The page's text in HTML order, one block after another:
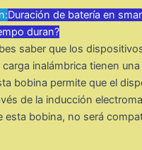
Duración de batería en
duran?
saber que los
inalámbrica tienen
bobina permite que el
de la inducción
esta bobina, no será